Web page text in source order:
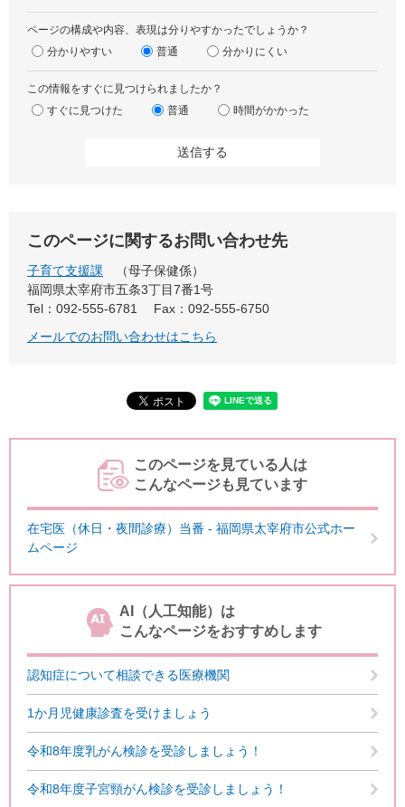
ページの構成や内容、表現は分りやすかったでしょうか？
分かりやすい
普通 分かりにくい
この情報をすぐに見つけられましたか？
すぐに見つけた
普通 時間がかかった
このページに関するお問い合わせ先
子育て支援課
母子保健係
福岡県太宰府市五条3丁目7番1号
Tel：092-555-6781
Fax：092-555-6750
メールでのお問い合わせはこちら
このページを見ている人は
こんなページも見ています
在宅医（休日・夜間診療）当番 - 福岡県太宰府市公式ホー
ムページ
AI（人工知能）は
こんなページをおすすめします
認知症について相談できる医療機関
1か月児健康診査を受けましょう
令和8年度乳がん検診を受診しましょう！
令和8年度子宮頸がん検診を受診しましょう！